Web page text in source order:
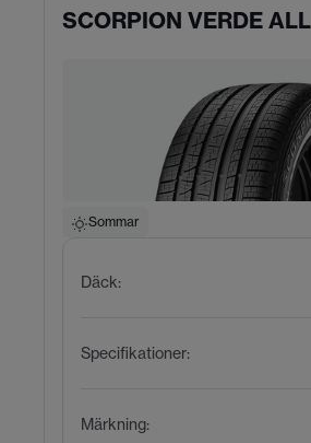
SCORPION VERDE
Sommar
Däck:
Specifikationer:
Märkning: